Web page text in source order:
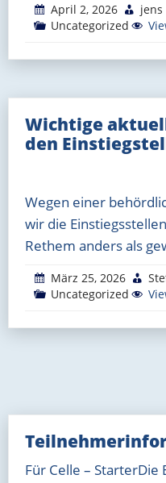
April 2, 2026
jens
Uncategorized
Wichtige
den
Wegen einer
wir die
Rethem anders als
März 25, 2026
Uncategorized
Für Celle – StarterDie